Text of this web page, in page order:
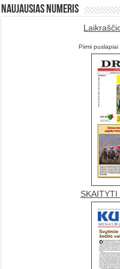
Naujausias numeris
Pirmi puslapiai